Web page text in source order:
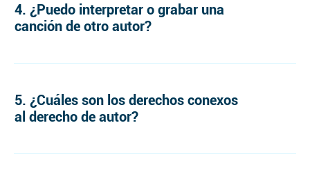
4. ¿Puedo interpretar o grabar una
canción de otro autor?
5. ¿Cuáles son los derechos conexos
al derecho de autor?